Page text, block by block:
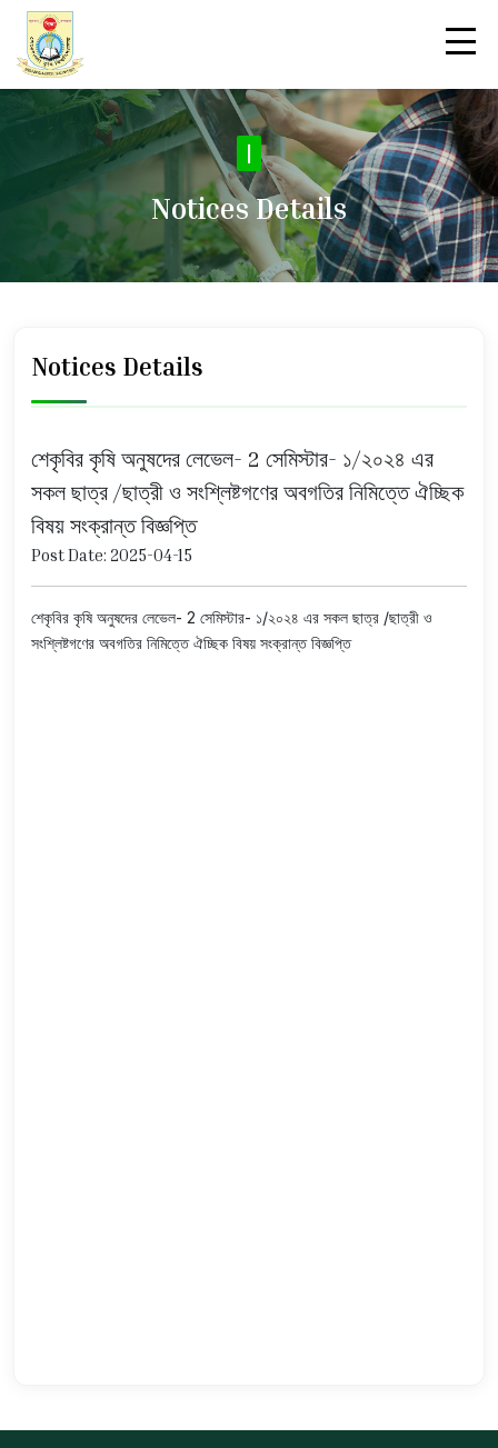
Notices Details
Notices Details
শেকৃবির কৃষি অনুষদের লেভেল- 2 সেমিস্টার- ১/২০২৪ এর
সকল ছাত্র /ছাত্রী ও সংশ্লিষ্টগণের অবগতির নিমিত্তে ঐচ্ছিক
বিষয় সংক্রান্ত বিজ্ঞপ্তি
Post Date: 2025-04-15
শেকৃবির কৃষি অনুষদের লেভেল- 2 সেমিস্টার- ১/২০২৪ এর সকল ছাত্র /ছাত্রী ও
সংশ্লিষ্টগণের অবগতির নিমিত্তে ঐচ্ছিক বিষয় সংক্রান্ত বিজ্ঞপ্তি